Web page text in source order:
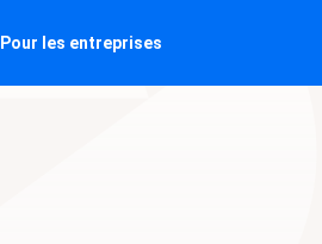
Pour les entreprises